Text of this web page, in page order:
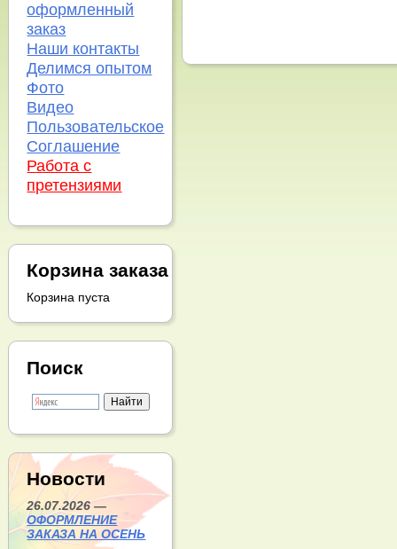
оформленный
заказ
Наши контакты
Делимся опытом
Фото
Видео
Пользовательское
Соглашение
Работа с
претензиями
Корзина заказа
Корзина пуста
Поиск
Новости
26.07.2026 —
ОФОРМЛЕНИЕ
ЗАКАЗА НА ОСЕНЬ